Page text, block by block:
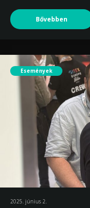
Bővebben
Események
2025. június 2.